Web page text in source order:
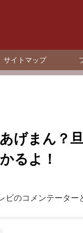
サイトマップ
げまん？
るよ！
ビのコメンテーター